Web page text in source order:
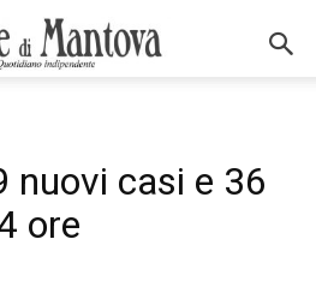
nuovi casi e 36
ore